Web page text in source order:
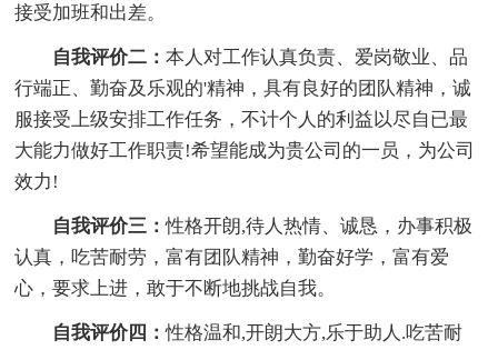
接受加班和出差。
自我评价二：本人对工作认真负责、爱岗敬业、品
行端正、勤奋及乐观的'精神，具有良好的团队精神，诚
服接受上级安排工作任务，不计个人的利益以尽自已最
大能力做好工作职责!希望能成为贵公司的一员，为公司
效力!
自我评价三：性格开朗,待人热情、诚恳，办事积极
认真，吃苦耐劳，富有团队精神，勤奋好学，富有爱
心，要求上进，敢于不断地挑战自我。
自我评价四：性格温和,开朗大方,乐于助人.吃苦耐